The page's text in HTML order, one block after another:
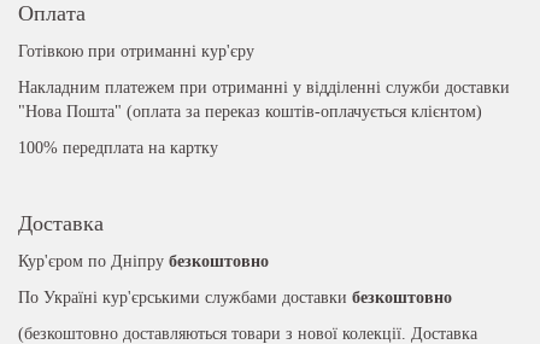
Оплата
Готівкою при отриманні кур'єру
Накладним платежем при отриманні у відділенні служби доставки
"Нова Пошта" (оплата за переказ коштів-оплачується клієнтом)
100% передплата на картку
Доставка
Кур'єром по Дніпру безкоштовно
По Україні кур'єрськими службами доставки безкоштовно
(безкоштовно доставляються товари з нової колекції. Доставка